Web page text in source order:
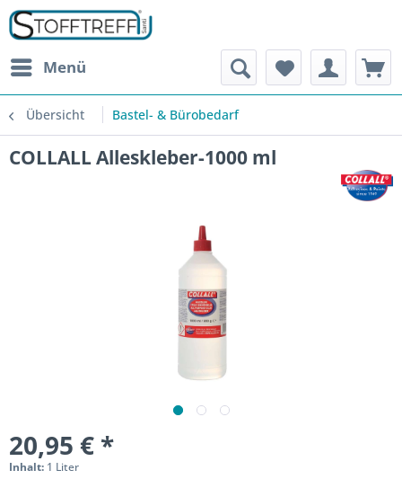
Menü
Übersicht Bastel- & Bürobedarf
COLLALL Alleskleber-1000 ml
20,95 € *
Inhalt: 1 Liter